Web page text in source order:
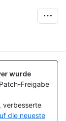
wurde
Freigabe
verbesserte
die neueste